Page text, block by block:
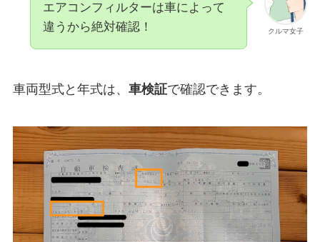
クルマ女子
エアコンフィルターは車によって
違うから絶対確認！
車両型式と年式は、 車検証で確認できます。